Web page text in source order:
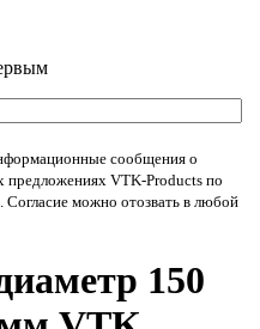
сообщения о
предложениях VTK-Products по
Согласие можно отозвать в любой
150